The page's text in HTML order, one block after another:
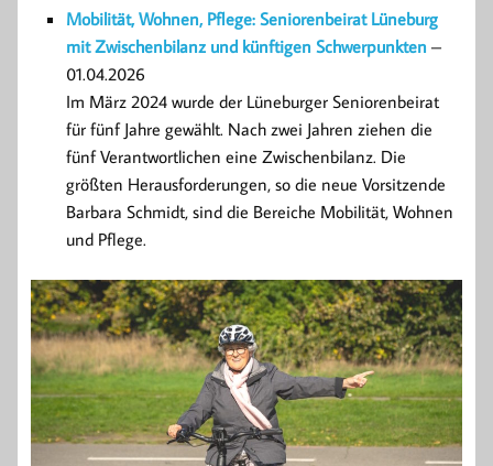
Mobilität, Wohnen, Pflege: Seniorenbeirat Lüneburg
mit Zwischenbilanz und künftigen Schwerpunkten –
01.04.2026
Im März 2024 wurde der Lüneburger Seniorenbeirat
für fünf Jahre gewählt. Nach zwei Jahren ziehen die
fünf Verantwortlichen eine Zwischenbilanz. Die
größten Herausforderungen, so die neue Vorsitzende
Barbara Schmidt, sind die Bereiche Mobilität, Wohnen
und Pflege.